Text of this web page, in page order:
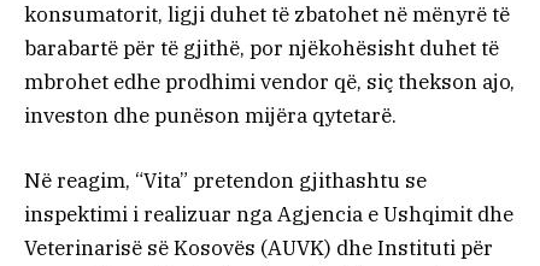
konsumatorit, ligji duhet të zbatohet në mënyrë të
barabartë për të gjithë, por njëkohësisht duhet të
mbrohet edhe prodhimi vendor që, siç thekson ajo,
investon dhe punëson mijëra qytetarë.
Në reagim, “Vita” pretendon gjithashtu se
inspektimi i realizuar nga Agjencia e Ushqimit dhe
Veterinarisë së Kosovës (AUVK) dhe Instituti për